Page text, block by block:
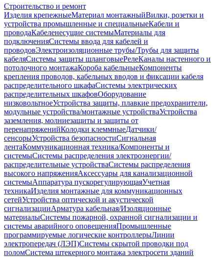
Строительство и ремонт
Изделия крепежныеМатериал монтажныйВилки, розетки и
устройства промышленные и специальныеКабели и
проводаКабеленесущие системыМатериалы для
подключенияСистемы ввода для кабелей и
проводовЭлектроизоляционные трубы/Трубы для защиты
кабеляСистемы защиты шланговыеРелеКаналы настенного и
потолочного монтажаКороба кабельныеКомпоненты
крепления проводов, кабельных вводов и фиксации кабеля
распределительного шкафаСистемы электрических
распределительных шкафовОборудование
низковольтноеУстройства защиты, плавкие предохранители,
модульные устройства/монтажные устройстваУстройства
заземления, молниезащиты и защиты от
перенапряженийКолодки клеммныеДатчики/
сенсорыУстройства безопасностиСигнальная
лентаКоммуникационная техника/Компоненты и
системыСистемы распределения электроэнергии/
распределительные устройстваСистемы распределения
высокого напряженияАксессуары для канализационной
системыАппаратура пускорегулирующаяУчетная
техникаИзделия монтажные для коммуникационных
сетейУстройства оптической и акустической
сигнализацииАрматура кабельная/Изоляционные
материалыСистемы пожарной, охранной сигнализации и
системы аварийного оповещенияПромышленные
программируемые логические контроллерыЛинии
электропередач (ЛЭП)Системы скрытой проводки под
поломСистема штекерного монтажа электросети зданий